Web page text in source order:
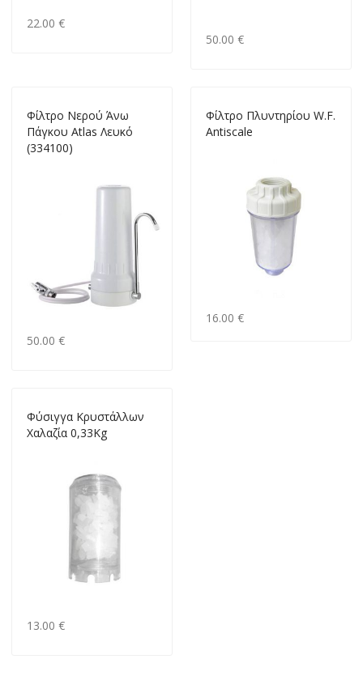
22.00 €
50.00 €
Φίλτρο Νερού Άνω
Πάγκου Atlas Λευκό
(334100)
50.00 €
Φίλτρο Πλυντηρίου W.F.
Antiscale
16.00 €
Φύσιγγα Κρυστάλλων
Χαλαζία 0,33Kg
13.00 €